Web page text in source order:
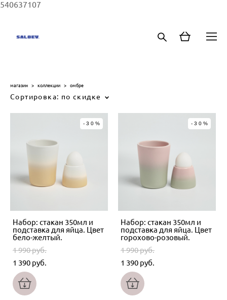
540637107
магазин > коллекции > омбре
Сортировка: по скидке
-30%
Набор: стакан 350мл и
подставка для яйца. Цвет
бело-желтый.
1 990 pуб.
1 390 pуб.
-30%
Набор: стакан 350мл и
подставка для яйца. Цвет
горохово-розовый.
1 990 pуб.
1 390 pуб.